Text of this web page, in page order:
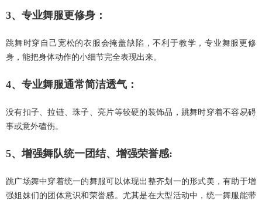
3、专业舞服更修身：
跳舞时穿自己宽松的衣服会掩盖缺陷，不利于教学，专业舞服更修
身，能把身体动作的小细节完全表现出来。
4、专业舞服通常简洁透气：
没有扣子、拉链、珠子、亮片等较硬的装饰品，跳舞时穿着不容易碍
事或意外磕伤。
5、增强舞队统一团结、增强荣誉感:
跳广场舞中穿着统一的舞服可以体现出整齐划一的形式美，有助于增
强姐妹们的团体意识和荣誉感。尤其是在大型活动中，统一舞服能带